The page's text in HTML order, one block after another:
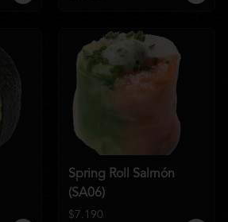
Spring Roll Salmón
(SA06)
$7.190